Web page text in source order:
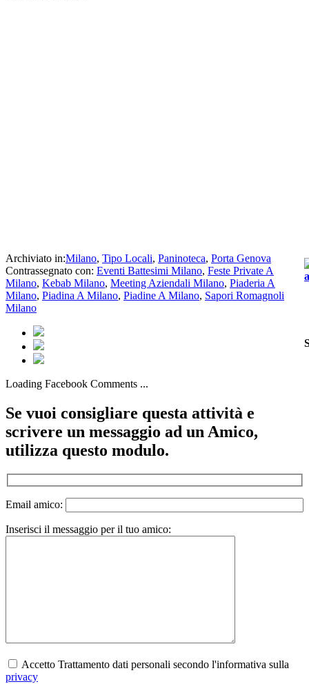
Archiviato in:Milano, Tipo Locali, Paninoteca, Porta Genova
Contrassegnato con: Eventi Battesimi Milano, Feste Private A
Milano, Kebab Milano, Meeting Aziendali Milano, Piaderia A
Milano, Piadina A Milano, Piadine A Milano, Sapori Romagnoli
Milano
Loading Facebook Comments ...
Se vuoi consigliare questa attività e
scrivere un messaggio ad un Amico,
utilizza questo modulo.
Email amico:
Inserisci il messaggio per il tuo amico:
Accetto Trattamento dati personali secondo l'informativa sulla
privacy